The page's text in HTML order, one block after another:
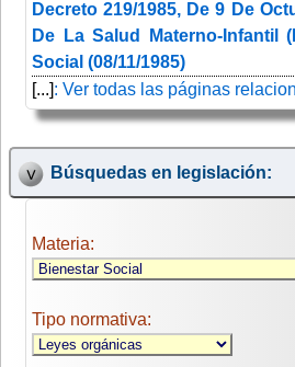
Decreto 219/1985, De 9 De
De La Salud Materno-Infantil
Social (08/11/1985)
[...]: Ver todas las páginas
Búsquedas en legislación:
Materia:
Tipo normativa: